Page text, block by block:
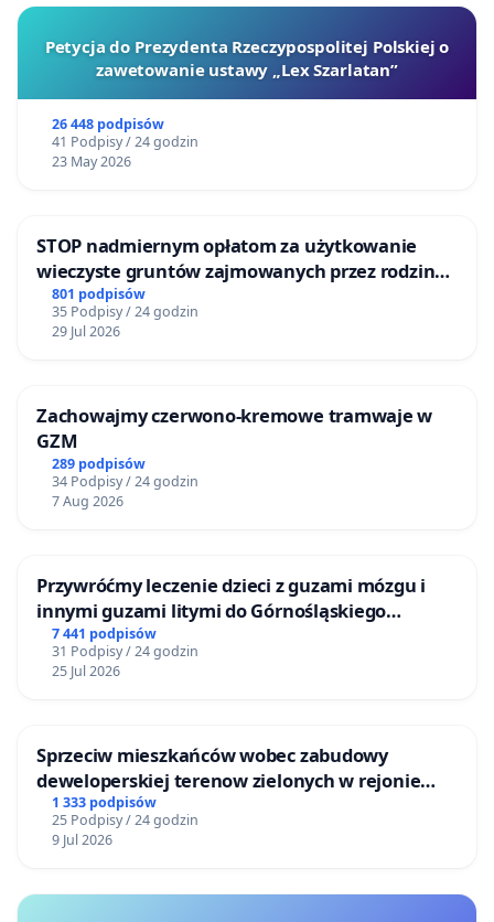
Petycja do Prezydenta Rzeczypospolitej Polskiej o
zawetowanie ustawy „Lex Szarlatan”
26 448 podpisów
41 Podpisy / 24 godzin
23 May 2026
STOP nadmiernym opłatom za użytkowanie
wieczyste gruntów zajmowanych przez rodzinne
ogrody działkowe.
801 podpisów
35 Podpisy / 24 godzin
29 Jul 2026
Zachowajmy czerwono-kremowe tramwaje w
GZM
289 podpisów
34 Podpisy / 24 godzin
7 Aug 2026
Przywróćmy leczenie dzieci z guzami mózgu i
innymi guzami litymi do Górnośląskiego
Centrum Zdrowia Dziecka w Katowicach
7 441 podpisów
31 Podpisy / 24 godzin
25 Jul 2026
Sprzeciw mieszkańców wobec zabudowy
deweloperskiej terenow zielonych w rejonie
Bulwarów Straceńskich w Bielsku-Białej
1 333 podpisów
25 Podpisy / 24 godzin
9 Jul 2026